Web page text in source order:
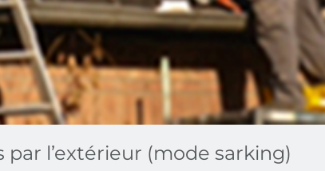
l’extérieur (mode sarking)